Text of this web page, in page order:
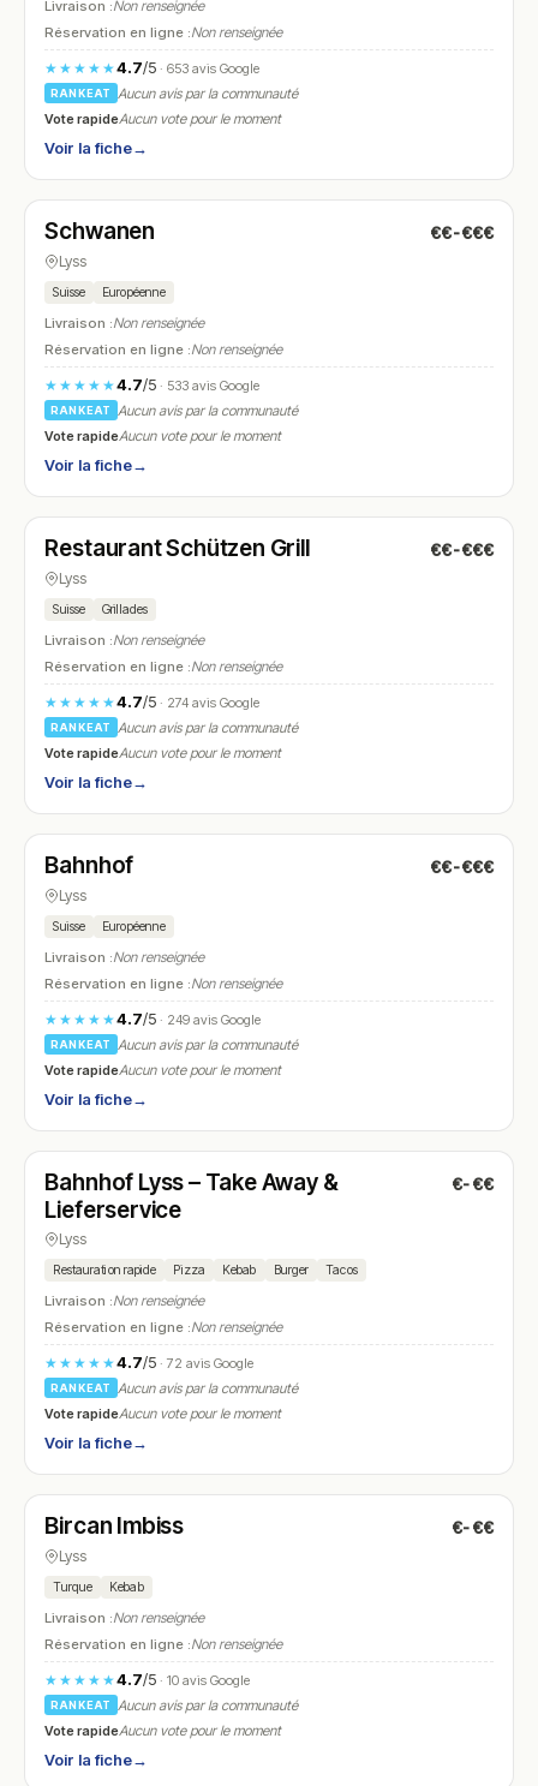
Livraison :Non renseignée
Réservation en ligne :Non renseignée
★★★★★4.7/5· 653 avis Google
RANKEAT
Aucun avis par la communauté
Vote rapideAucun vote pour le moment
Voir la fiche→
N° 11
Schwanen €€-€€€
Lyss
Suisse Européenne
Livraison :Non renseignée
Réservation en ligne :Non renseignée
★★★★★4.7/5· 533 avis Google
RANKEAT
Aucun avis par la communauté
Vote rapideAucun vote pour le moment
Voir la fiche→
N° 12
Restaurant Schützen Grill €€-€€€
Lyss
Suisse Grillades
Livraison :Non renseignée
Réservation en ligne :Non renseignée
★★★★★4.7/5· 274 avis Google
RANKEAT
Aucun avis par la communauté
Vote rapideAucun vote pour le moment
Voir la fiche→
N° 13
Bahnhof €€-€€€
Lyss
Suisse Européenne
Livraison :Non renseignée
Réservation en ligne :Non renseignée
★★★★★4.7/5· 249 avis Google
RANKEAT
Aucun avis par la communauté
Vote rapideAucun vote pour le moment
Voir la fiche→
N° 14
Bahnhof Lyss – Take Away &
Lieferservice
€-€€
Lyss
Restauration rapide Pizza Kebab Burger Tacos
Livraison :Non renseignée
Réservation en ligne :Non renseignée
★★★★★4.7/5· 72 avis Google
RANKEAT
Aucun avis par la communauté
Vote rapideAucun vote pour le moment
Voir la fiche→
N° 15
Bircan Imbiss €-€€
Lyss
Turque Kebab
Livraison :Non renseignée
Réservation en ligne :Non renseignée
★★★★★4.7/5· 10 avis Google
RANKEAT
Aucun avis par la communauté
Vote rapideAucun vote pour le moment
Voir la fiche→